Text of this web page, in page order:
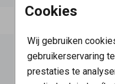
Cookies
Wij gebruiken
gebruikerservaring
prestaties te